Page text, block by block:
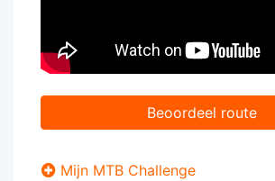
Beoordeel route
Mijn MTB Challenge